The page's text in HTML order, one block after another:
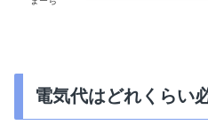
電気代はどれくらい